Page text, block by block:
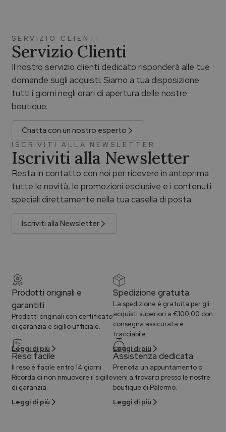
SERVIZIO CLIENTI
Servizio Clienti
Il nostro servizio clienti dedicato risponderà alle tue
domande sugli acquisti. Siamo a tua disposizione
tutti i giorni negli orari di apertura delle nostre
boutique.
Chatta con un nostro esperto
ISCRIVITI ALLA NEWSLETTER
Iscriviti alla Newsletter
Resta in contatto con noi per ricevere in anteprima
tutte le novità, le promozioni esclusive e i contenuti
speciali direttamente nella tua casella di posta.
Iscriviti alla Newsletter
Prodotti originali e
garantiti
Prodotti originali con certificato
di garanzia e sigillo ufficiale.
Leggi di più
Spedizione gratuita
La spedizione è gratuita per gli
acquisti superiori a €100,00 con
consegna assicurata e
tracciabile.
Leggi di più
Reso facile
Il reso è facile entro 14 giorni.
Ricorda di non rimuovere il sigillo
di garanzia.
Leggi di più
Assistenza dedicata
Prenota un appuntamento o
vieni a trovarci presso le nostre
boutique di Palermo.
Leggi di più